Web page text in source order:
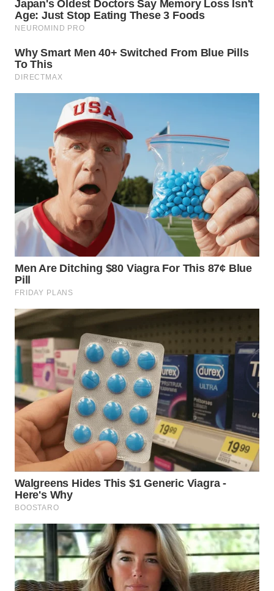
WN
INDRAMAYU
WN
KUNINGAN
MAJALENGKA
SUBANG
SUKABUMI
WN
PURWAKARTA
PRIANGAN
TIMUR
WN
SEMARANG
WN
SOLO
WN
BOROBUDUR
MADURA
WN
SURABAYA
WN
NATUNA